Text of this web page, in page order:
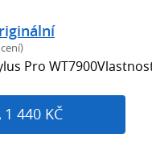
Pro
1 440 KČ